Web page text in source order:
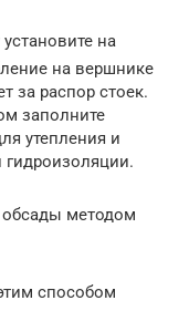
на
на вершнике
за распор стоек.
заполните
утепления и
гидроизоляции.
обсады методом
способом